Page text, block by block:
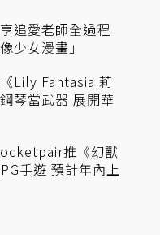
追愛老師全過程
少女漫畫」
Lily Fantasia 莉
琴當武器 展開華
推《幻獸
手遊 預計年內上